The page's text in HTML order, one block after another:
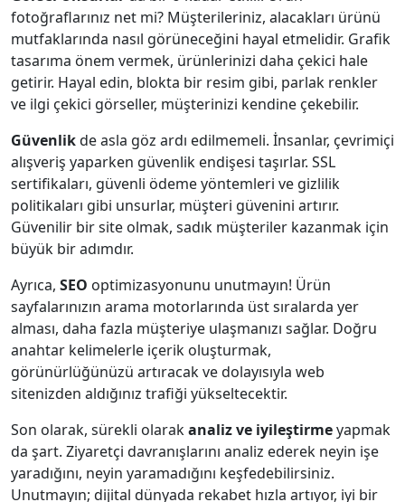
fotoğraflarınız net mi? Müşterileriniz, alacakları ürünü
mutfaklarında nasıl görüneceğini hayal etmelidir. Grafik
tasarıma önem vermek, ürünlerinizi daha çekici hale
getirir. Hayal edin, blokta bir resim gibi, parlak renkler
ve ilgi çekici görseller, müşterinizi kendine çekebilir.
Güvenlikde asla göz ardı edilmemeli. İnsanlar, çevrimiçi
alışveriş yaparken güvenlik endişesi taşırlar. SSL
sertifikaları, güvenli ödeme yöntemleri ve gizlilik
politikaları gibi unsurlar, müşteri güvenini artırır.
Güvenilir bir site olmak, sadık müşteriler kazanmak için
büyük bir adımdır.
Ayrıca, SEO optimizasyonunu unutmayın! Ürün
sayfalarınızın arama motorlarında üst sıralarda yer
alması, daha fazla müşteriye ulaşmanızı sağlar. Doğru
anahtar kelimelerle içerik oluşturmak,
görünürlüğünüzü artıracak ve dolayısıyla web
sitenizden aldığınız trafiği yükseltecektir.
Son olarak, sürekli olarakanaliz ve iyileştirmeyapmak
da şart. Ziyaretçi davranışlarını analiz ederek neyin işe
yaradığını, neyin yaramadığını keşfedebilirsiniz.
Unutmayın; dijital dünyada rekabet hızla artıyor, iyi bir